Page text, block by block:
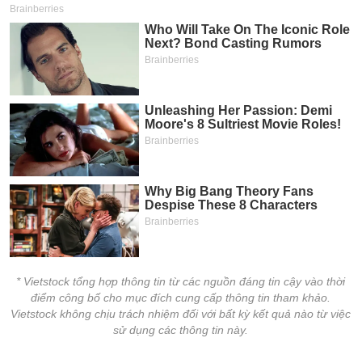
* Vietstock tổng hợp thông tin từ các nguồn đáng tin cậy vào thời
điểm công bố cho mục đích cung cấp thông tin tham khảo.
Vietstock không chịu trách nhiệm đối với bất kỳ kết quả nào từ việc
sử dụng các thông tin này.